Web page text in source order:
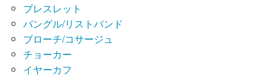
ブレスレット
バングル/リストバンド
ブローチ/コサージュ
チョーカー
イヤーカフ